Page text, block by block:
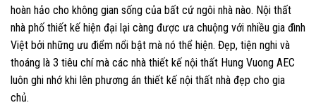
hoàn hảo cho không gian sống của bất cứ ngôi nhà nào. Nội thất
nhà phố thiết kế hiện đại lại càng được ưa chuộng với nhiều gia đình
Việt bởi những ưu điểm nổi bật mà nó thể hiện. Đẹp, tiện nghi và
thoáng là 3 tiêu chí mà các nhà thiết kế nội thất Hung Vuong AEC
luôn ghi nhớ khi lên phương án thiết kế nội thất nhà đẹp cho gia
chủ.